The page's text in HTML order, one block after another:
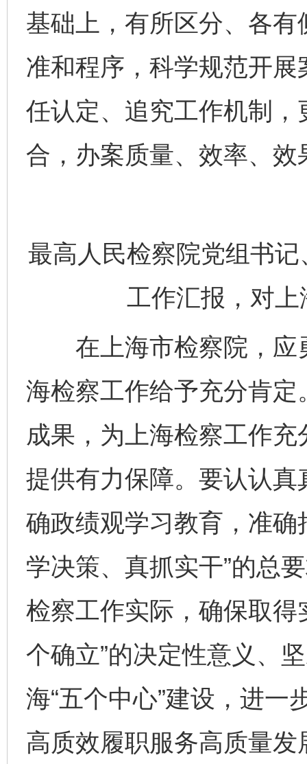
基础上，有所区分、各
准和程序，科学规范开
任认定、追究工作机制
合，办案质量、效率、效
最高人民检察院党组书
工作汇报，对
在上海市检察院，应
海检察工作给予充分肯
成果，为上海检察工作
提供有力保障。要认认
确政绩观学习教育，准确
学决策、真抓实干”的总
检察工作实际，确保取得
个确立”的决定性意义、
海“五个中心”建设，进一
高质效履职服务高质量